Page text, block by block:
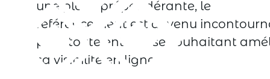
une place prépondérante, le
référencement est devenu
pour toute entreprise souhaitant
sa visibilité en ligne.